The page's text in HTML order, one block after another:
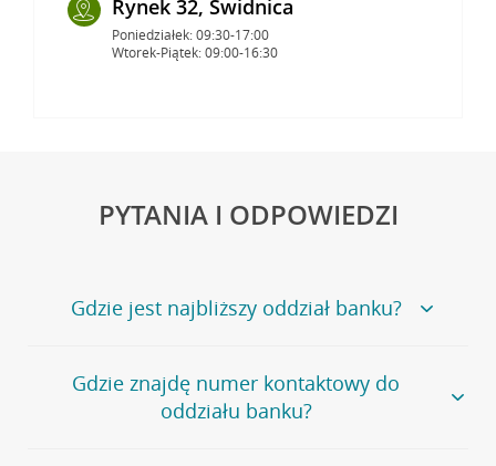
Rynek 32, Świdnica
Poniedziałek: 09:30-17:00
Wtorek-Piątek: 09:00-16:30
PYTANIA I ODPOWIEDZI
Gdzie jest najbliższy oddział banku?
Jeśli szukasz oddziału naszego banku, zapraszamy na
stronęPlacówki i bankomaty, na której znajduje się
wygodna wyszukiwarka.
Gdzie znajdę numer kontaktowy do
oddziału banku?